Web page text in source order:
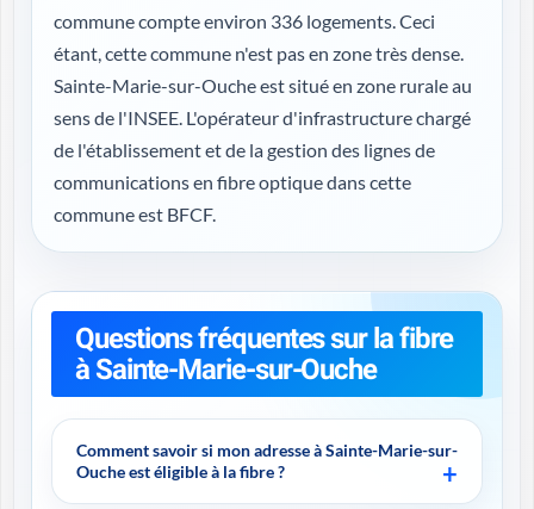
commune compte environ 336 logements. Ceci
étant, cette commune n'est pas en zone très dense.
Sainte-Marie-sur-Ouche est situé en zone rurale au
sens de l'INSEE. L'opérateur d'infrastructure chargé
de l'établissement et de la gestion des lignes de
communications en fibre optique dans cette
commune est BFCF.
Questions fréquentes sur la fibre
à Sainte-Marie-sur-Ouche
Comment savoir si mon adresse à Sainte-Marie-sur-
Ouche est éligible à la fibre ?